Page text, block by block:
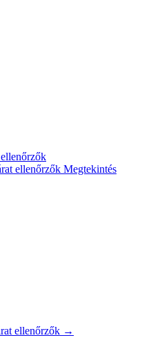
ellenőrzők Megtekintés
ellenőrzők →